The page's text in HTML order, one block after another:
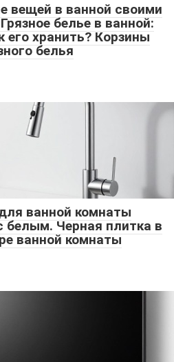
вещей в ванной своими
белье в ванной:
его хранить? Корзины
белья
ванной комнаты
белым. Черная плитка в
ванной комнаты